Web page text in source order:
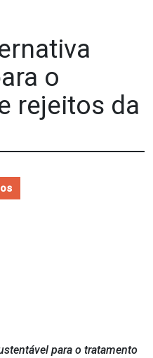
o
rejeitos da
para o tratamento